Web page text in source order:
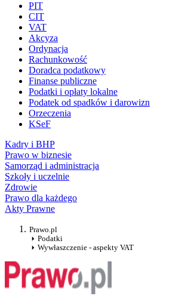
PIT
CIT
VAT
Akcyza
Ordynacja
Rachunkowość
Doradca podatkowy
Finanse publiczne
Podatki i opłaty lokalne
Podatek od spadków i darowizn
Orzeczenia
KSeF
Kadry i BHP
Prawo w biznesie
Samorząd i administracja
Szkoły i uczelnie
Zdrowie
Prawo dla każdego
Akty Prawne
Prawo.pl
Podatki
Wywłaszczenie - aspekty VAT